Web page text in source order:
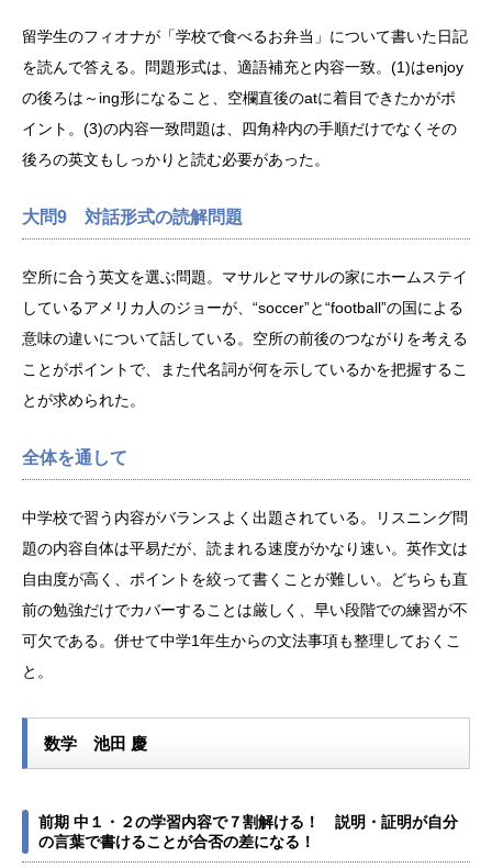
留学生のフィオナが「学校で食べるお弁当」について書いた日記
を読んで答える。問題形式は、適語補充と内容一致。(1)はenjoy
の後ろは～ing形になること、空欄直後のatに着目できたかがポ
イント。(3)の内容一致問題は、四角枠内の手順だけでなくその
後ろの英文もしっかりと読む必要があった。
大問9 対話形式の読解問題
空所に合う英文を選ぶ問題。マサルとマサルの家にホームステイ
しているアメリカ人のジョーが、“soccer”と“football”の国による
意味の違いについて話している。空所の前後のつながりを考える
ことがポイントで、また代名詞が何を示しているかを把握するこ
とが求められた。
全体を通して
中学校で習う内容がバランスよく出題されている。リスニング問
題の内容自体は平易だが、読まれる速度がかなり速い。英作文は
自由度が高く、ポイントを絞って書くことが難しい。どちらも直
前の勉強だけでカバーすることは厳しく、早い段階での練習が不
可欠である。併せて中学1年生からの文法事項も整理しておくこ
と。
数学 池田 慶
前期 中１・２の学習内容で７割解ける！ 説明・証明が自分
の言葉で書けることが合否の差になる！